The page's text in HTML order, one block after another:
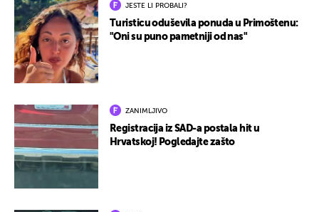
JESTE LI PROBALI?
Turisticu oduševila ponuda u Primoštenu:
"Oni su puno pametniji od nas"
ZANIMLJIVO
Registracija iz SAD-a postala hit u
Hrvatskoj! Pogledajte zašto